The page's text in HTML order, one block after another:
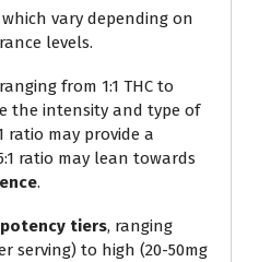
vary depending on
levels.
from 1:1 THC to
the intensity and type of
ratio may provide a
ratio may lean towards
.
potency tiers, ranging
serving) to high (20-50mg